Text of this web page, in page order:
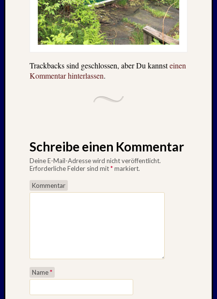
Trackbacks sind geschlossen, aber Du kannsteinen
Kommentar hinterlassen.
Schreibe einen Kommentar
Deine E-Mail-Adresse wird nicht veröffentlicht.
Erforderliche Felder sind mit*markiert.
Kommentar
Name*